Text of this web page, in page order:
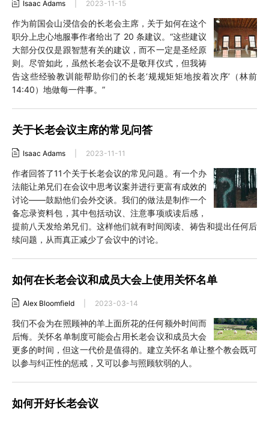
Isaac Adams 2023-11-15
作为前国会山浸信会的长老会主席，关于如何在这个
职分上忠心地服事作者给出了 20 条建议。“这些建议
大部分仅仅是跟智慧有关的建议，而不一定是圣经原
则。尽管如此，虽然长老会议不是敬拜仪式，但我祷
告这些经验教训能帮助你们的长老‘规规矩矩地按着次序’（林前
14:40）地做每一件事。”
关于长老会议主席的常见问答
Isaac Adams 2023-11-11
作者回答了11个关于长老会议的常见问题。有一个办
法能让弟兄们在会议中思考议案并进行更富有成效的
讨论——鼓励他们会外交谈。我们的做法是制作一个
备忘录资料包，其中包括动议、注意事项或读后感，
提前八天发给弟兄们。这样他们就有时间阅读、祷告和提出任何后
续问题，从而真正减少了会议中的讨论。
如何在长老会议和成员大会上使用关怀名单
Alex Bloomfield 2023-03-14
我们不会为在照顾神的羊上面所花的任何额外时间而
后悔。关怀名单制度可能会占用长老会议和成员大会
更多的时间，但这一代价是值得的。建立关怀名单让整个教会既可
以参与纠正性的惩戒，又可以参与照顾软弱的人。
如何开好长老会议